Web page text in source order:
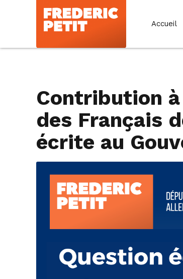
Accueil
Contribution
des Français
écrite au